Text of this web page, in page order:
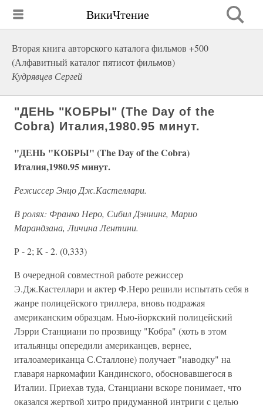
ВикиЧтение
Вторая книга авторского каталога фильмов +500
(Алфавитный каталог пятисот фильмов)
Кудрявцев Сергей
"ДЕНЬ "КОБРЫ" (The Day of the
Cobra) Италия,1980.95 минут.
"ДЕНЬ "КОБРЫ" (The Day of the Cobra)
Италия,1980.95 минут.
Режиссер Энцо Дж.Кастеллари.
В ролях: Франко Неро, Сибил Дэннинг, Марио
Марандзана, Личина Лентини.
Р - 2; К - 2. (0,333)
В очередной совместной работе режиссер
Э.Дж.Кастеллари и актер Ф.Неро решили испытать себя в
жанре полицейского триллера, вновь подражая
американским образцам. Нью-йоркский полицейский
Лэрри Станциани по прозвищу "Кобра" (хоть в этом
итальянцы опередили американцев, вернее,
италоамериканца С.Сталлоне) получает "наводку" на
главаря наркомафии Кандинского, обосновавшегося в
Италии. Приехав туда, Станциани вскоре понимает, что
оказался жертвой хитро придуманной интриги с целью